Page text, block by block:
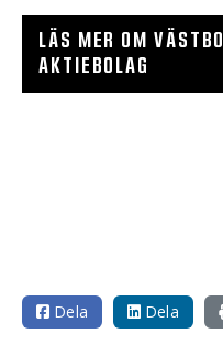
LÄS MER OM
AKTIEBOLAG
Dela Dela